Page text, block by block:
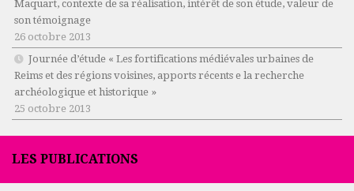
Maquart, contexte de sa réalisation, intérêt de son étude, valeur de
son témoignage
26 octobre 2013
Journée d’étude « Les fortifications médiévales urbaines de
Reims et des régions voisines, apports récents e la recherche
archéologique et historique »
25 octobre 2013
LES PUBLICATIONS